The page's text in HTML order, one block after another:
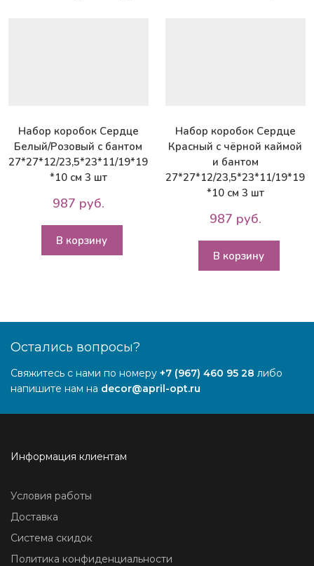
Набор коробок Сердце
Белый/Розовый с бантом
27*27*12/23,5*23*11/19*19
*10 см 3 шт
987 руб.
В корзину
Набор коробок Сердце
Красный с чёрной каймой
и бантом
27*27*12/23,5*23*11/19*19
*10 см 3 шт
987 руб.
В корзину
Остались вопросы?
Свяжитесь с нами по номеру +7 (967) 460 95 28 либо
напишите нам на decor@april-opt.ru
Информация клиентам
Условия работы
Доставка
Система скидок
Политика конфиденциальности